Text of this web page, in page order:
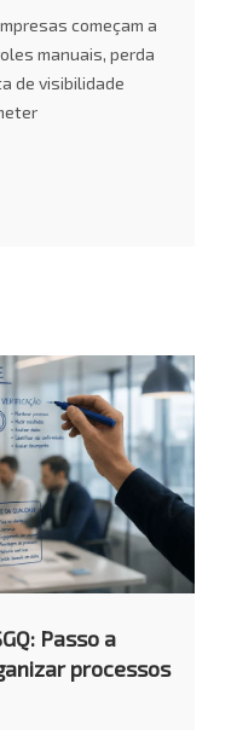
começam a
manuais, perda
de visibilidade
Passo a
processos